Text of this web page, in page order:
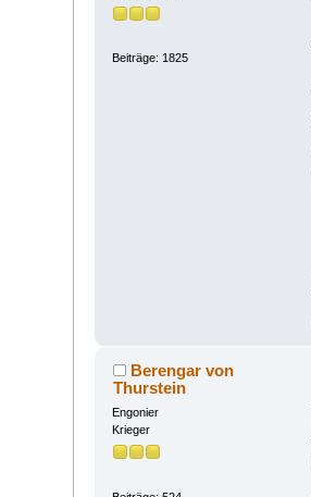
Beiträge: 1825
Berengar von
Thurstein
Engonier
Krieger